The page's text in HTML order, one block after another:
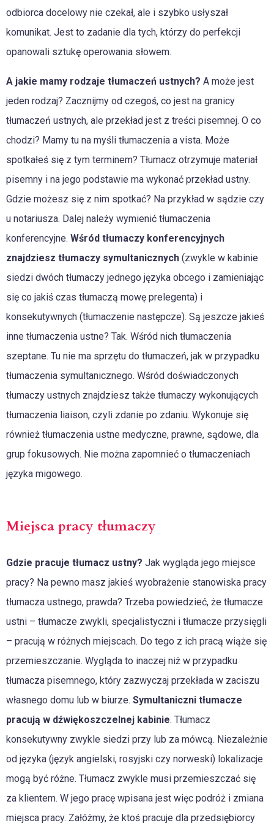
odbiorca docelowy nie czekał, ale i szybko usłyszał
komunikat. Jest to zadanie dla tych, którzy do perfekcji
opanowali sztukę operowania słowem.
A jakie mamy rodzaje tłumaczeń ustnych? A może jest
jeden rodzaj? Zacznijmy od czegoś, co jest na granicy
tłumaczeń ustnych, ale przekład jest z treści pisemnej. O co
chodzi? Mamy tu na myśli tłumaczenia a vista. Może
spotkałeś się z tym terminem? Tłumacz otrzymuje materiał
pisemny i na jego podstawie ma wykonać przekład ustny.
Gdzie możesz się z nim spotkać? Na przykład w sądzie czy
u notariusza. Dalej należy wymienić tłumaczenia
konferencyjne. Wśród tłumaczy konferencyjnych
znajdziesz tłumaczy symultanicznych (zwykle w kabinie
siedzi dwóch tłumaczy jednego języka obcego i zamieniając
się co jakiś czas tłumaczą mowę prelegenta) i
konsekutywnych (tłumaczenie następcze). Są jeszcze jakieś
inne tłumaczenia ustne? Tak. Wśród nich tłumaczenia
szeptane. Tu nie ma sprzętu do tłumaczeń, jak w przypadku
tłumaczenia symultanicznego. Wśród doświadczonych
tłumaczy ustnych znajdziesz także tłumaczy wykonujących
tłumaczenia liaison, czyli zdanie po zdaniu. Wykonuje się
również tłumaczenia ustne medyczne, prawne, sądowe, dla
grup fokusowych. Nie można zapomnieć o tłumaczeniach
języka migowego.
Miejsca pracy tłumaczy
Gdzie pracuje tłumacz ustny? Jak wygląda jego miejsce
pracy? Na pewno masz jakieś wyobrażenie stanowiska pracy
tłumacza ustnego, prawda? Trzeba powiedzieć, że tłumacze
ustni – tłumacze zwykli, specjalistyczni i tłumacze przysięgli
– pracują w różnych miejscach. Do tego z ich pracą wiąże się
przemieszczanie. Wygląda to inaczej niż w przypadku
tłumacza pisemnego, który zazwyczaj przekłada w zaciszu
własnego domu lub w biurze. Symultaniczni tłumacze
pracują w dźwiękoszczelnej kabinie. Tłumacz
konsekutywny zwykle siedzi przy lub za mówcą. Niezależnie
od języka (język angielski, rosyjski czy norweski) lokalizacje
mogą być różne. Tłumacz zwykle musi przemieszczać się
za klientem. W jego pracę wpisana jest więc podróż i zmiana
miejsca pracy. Załóżmy, że ktoś pracuje dla przedsiębiorcy